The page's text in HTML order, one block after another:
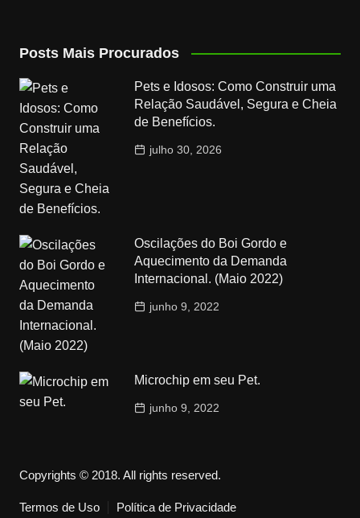
Posts Mais Procurados
Pets e Idosos: Como Construir uma
Relação Saudável, Segura e Cheia
de Benefícios.
julho 30, 2026
Oscilações do Boi Gordo e
Aquecimento da Demanda
Internacional. (Maio 2022)
junho 9, 2022
Microchip em seu Pet.
junho 9, 2022
Copyrights © 2018. All rights reserved.
Termos de Uso Política de Privacidade